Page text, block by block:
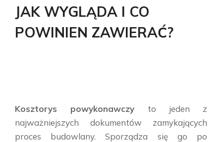
JAK WYGLĄDA I CO
POWINIEN ZAWIERAĆ?
Kosztorys powykonawczy to jeden z
najważniejszych dokumentów zamykających
proces budowlany. Sporządza się go po